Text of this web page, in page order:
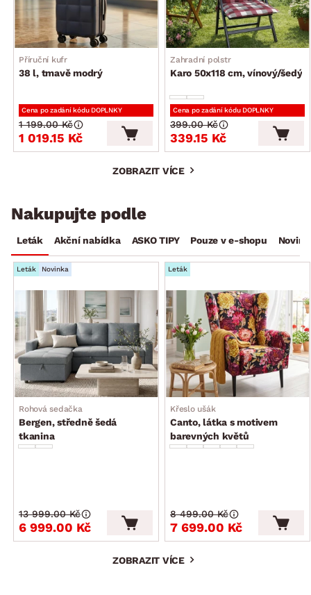
Příruční kufr
38 l, tmavě modrý
Cena po zadání kódu DOPLNKY
1 019.15 Kč
1 199.00 Kč
Zahradní polstr
Karo 50x118 cm, vínový/šedý
Cena po zadání kódu DOPLNKY
339.15 Kč
399.00 Kč
ZOBRAZIT VÍCE
Nakupujte podle
Leták Akční nabídka ASKO TIPY Pouze v e-shopu
Leták Novinka
Rohová sedačka
Bergen, středně šedá
tkanina
6 999.00 Kč
13 999.00 Kč
Leták
Křeslo ušák
Canto, látka s motivem
barevných květů
7 699.00 Kč
8 499.00 Kč
ZOBRAZIT VÍCE